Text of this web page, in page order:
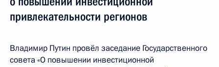
привлекательности регионов
Владимир Путин провёл заседание Государственного
совета «О повышении инвестиционной